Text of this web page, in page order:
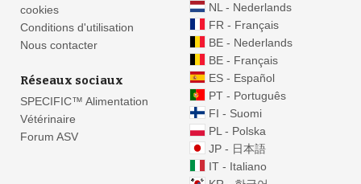
cookies
Conditions d'utilisation
Nous contacter
Réseaux sociaux
SPECIFIC™ Alimentation
Vétérinaire
Forum ASV
NL - Nederlands
FR - Français
BE - Nederlands
BE - Français
ES - Español
PT - Português
FI - Suomi
PL - Polska
JP - 日本語
IT - Italiano